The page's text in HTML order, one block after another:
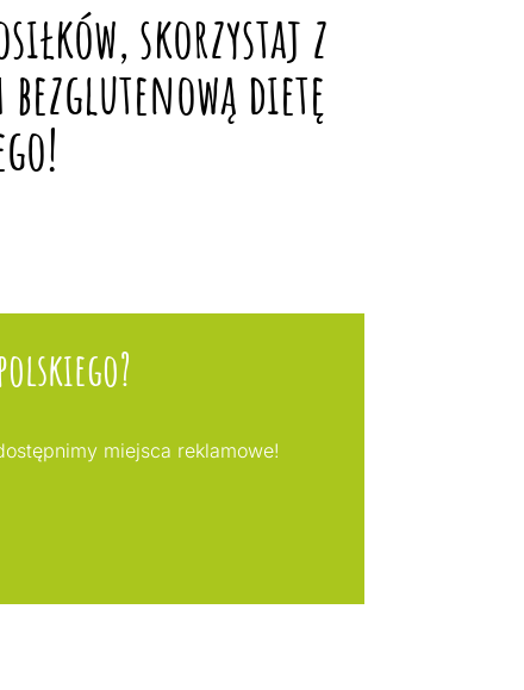
skorzystaj z
dietę
miejsca reklamowe!